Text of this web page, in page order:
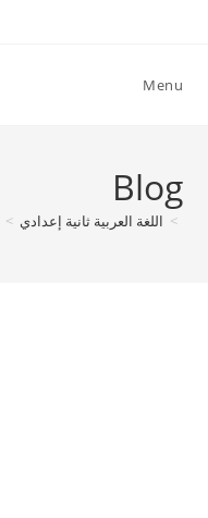
Menu
Blog
> اللغة العربية ثانية إعدادي >